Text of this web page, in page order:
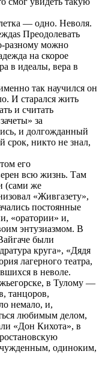
— одно. Неволя.
Преодолевать
разному можно
на скорое
в идеалы, вера в
так научился он
И старался жить
и считать
за
и долгожданный
срок, никто не знал,
его
всю жизнь. Там
(сами же
«Живгазету»,
постоянные
«оратории» и,
энтузиазмом. В
были
круга», «Дядя
лагерного театра,
в неволе.
в Тулому —
танцоров,
немало, и,
любимым делом,
«Дон Кихота», в
одиноким,